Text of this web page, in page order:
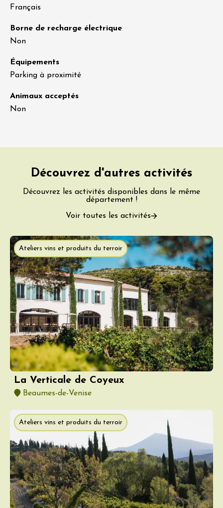
Français
Borne de recharge électrique
Non
Équipements
Parking à proximité
Animaux acceptés
Non
Découvrez d'autres activités
Découvrez les activités disponibles dans le même
département !
Voir toutes les activités
Ateliers vins et produits du terroir
La Verticale de Coyeux
Beaumes-de-Venise
Ateliers vins et produits du terroir